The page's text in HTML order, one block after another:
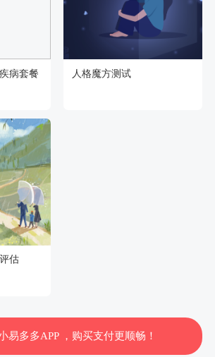
病套餐 人格魔方测试
估
易多多APP ，购买支付更顺畅！